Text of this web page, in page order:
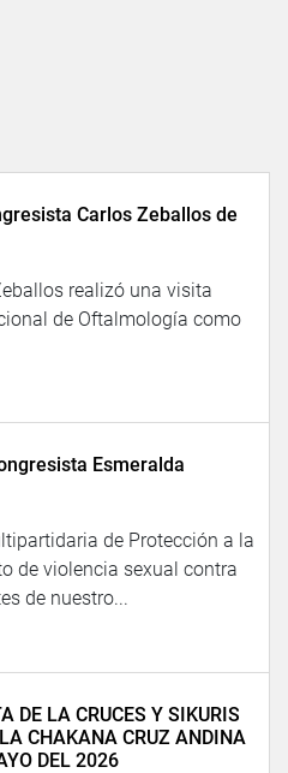
Carlos Zeballos de
realizó una visita
de Oftalmología como
Esmeralda
de Protección a la
de violencia sexual contra
de nuestro...
DE LA CRUCES Y SIKURIS
CHAKANA CRUZ ANDINA
DEL 2026